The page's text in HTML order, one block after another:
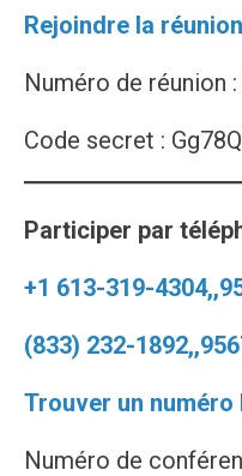
Rejoindre la
Numéro de réunion
Code secret :
Participer par
+1 613-319-
(833) 232-
Trouver un numéro
Numéro de